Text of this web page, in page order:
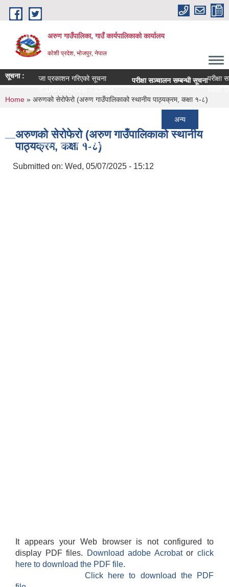
Skip to main content
अरुण गाउँपालिका, गाउँ कार्यपालिकाको कार्यालय
कोशी प्रदेश, भोजपुर, नेपाल
सूचना :
सूचनानतिजा प्रकाशन गरिएको सूचना परीक्षा सञ्चालन सम्बन्धी सूचनापरीक्षा
- 11:30
लागि दरखास्त आह्वान - श्री अरुणोदय मा वि चरम्बी
सूचना ।
अन्य
You are here
Home » अरुणको सेरोफेरो (अरुण गाउँपालिकाको स्थानीय पाठ्यक्रम, कक्षा १-८)
अरुणको सेरोफेरो (अरुण गाउँपालिकाको स्थानीय
पाठ्यक्रम, कक्षा १-८)
Submitted on: Wed, 05/07/2025 - 15:12
It appears your Web browser is not configured to
display PDF files.
Download adobe Acrobatorclick
here to download the PDF file.
Click here to download the PDF